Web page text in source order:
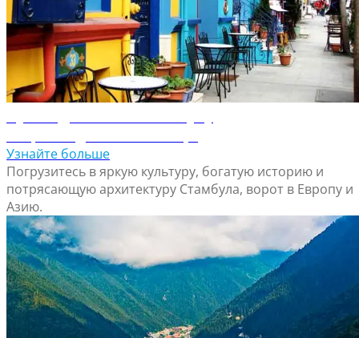
Узнайте больше
Погрузитесь в яркую культуру, богатую историю и
потрясающую архитектуру Стамбула, ворот в Европу и
Азию.